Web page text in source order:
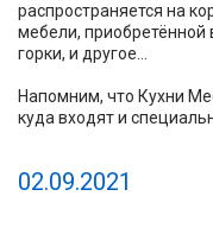
распространяется на
мебели,
горки, и другое...
Напомним, что Кухни
куда входят и
02.09.2021